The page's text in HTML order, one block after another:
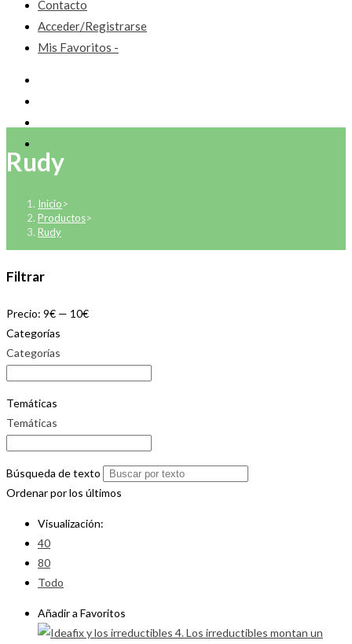
Contacto
Acceder/Registrarse
Mis Favoritos -
Rudy
Inicio>
Productos>
Rudy
Filtrar
Precio: 9€ — 10€
Categorías
Categorías
Temáticas
Temáticas
Búsqueda de texto
Ordenar por los últimos
Visualización:
40
80
Todo
Añadir a Favoritos